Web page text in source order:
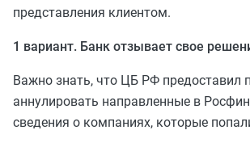
представления клиентом.
1 вариант. Банк отзывает свое
Важно знать, что ЦБ РФ предоставил
аннулировать направленные в
сведения о компаниях, которые